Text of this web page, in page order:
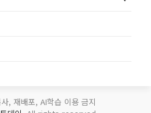
, 재배포, AI학습 이용 금지